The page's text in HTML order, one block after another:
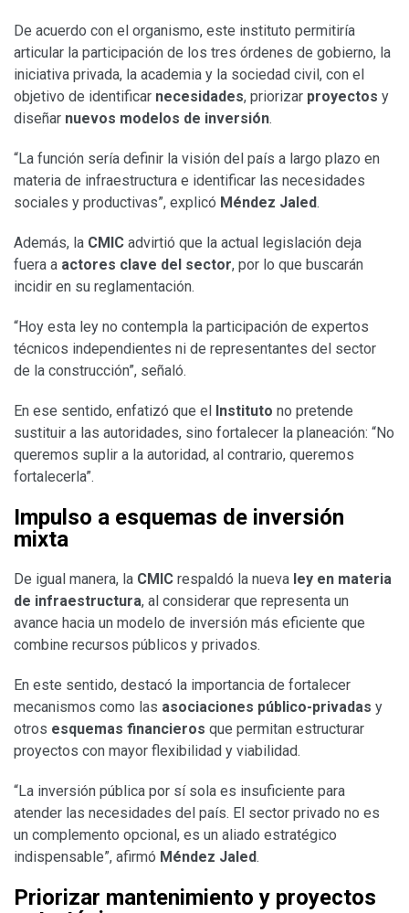
De acuerdo con el organismo, este instituto permitiría
articular la participación de los tres órdenes de gobierno, la
iniciativa privada, la academia y la sociedad civil, con el
objetivo de identificar necesidades, priorizar proyectos y
diseñar nuevos modelos de inversión.
“La función sería definir la visión del país a largo plazo en
materia de infraestructura e identificar las necesidades
sociales y productivas”, explicó Méndez Jaled.
Además, la CMIC advirtió que la actual legislación deja
fuera a actores clave del sector, por lo que buscarán
incidir en su reglamentación.
“Hoy esta ley no contempla la participación de expertos
técnicos independientes ni de representantes del sector
de la construcción”, señaló.
En ese sentido, enfatizó que el Instituto no pretende
sustituir a las autoridades, sino fortalecer la planeación: “No
queremos suplir a la autoridad, al contrario, queremos
fortalecerla”.
Impulso a esquemas de inversión
mixta
De igual manera, la CMIC respaldó la nueva ley en materia
de infraestructura, al considerar que representa un
avance hacia un modelo de inversión más eficiente que
combine recursos públicos y privados.
En este sentido, destacó la importancia de fortalecer
mecanismos como las asociaciones público-privadas y
otros esquemas financieros que permitan estructurar
proyectos con mayor flexibilidad y viabilidad.
“La inversión pública por sí sola es insuficiente para
atender las necesidades del país. El sector privado no es
un complemento opcional, es un aliado estratégico
indispensable”, afirmó Méndez Jaled.
Priorizar mantenimiento y proyectos